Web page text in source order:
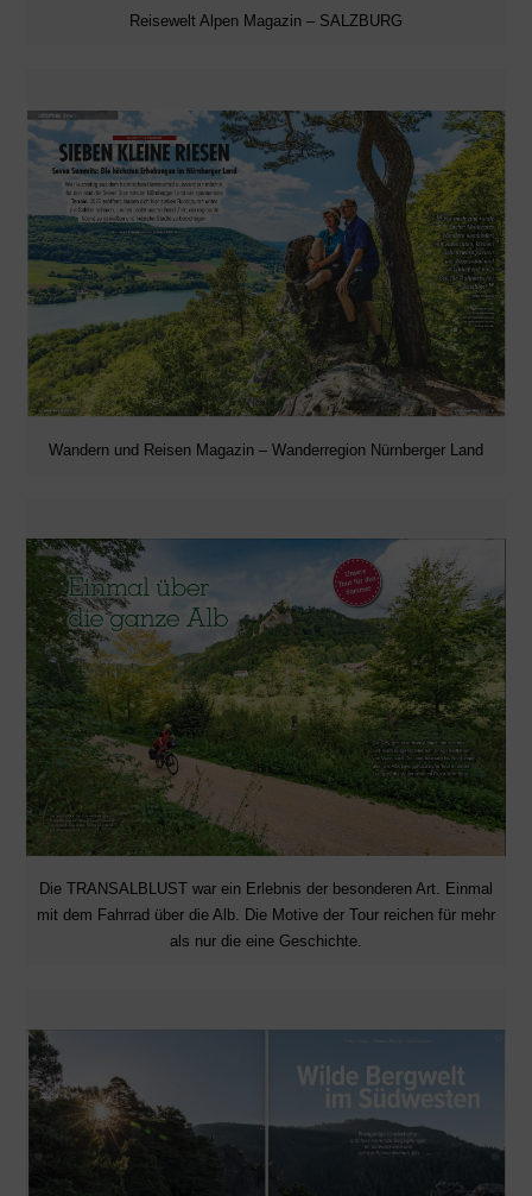
Reisewelt Alpen Magazin – SALZBURG
Wandern und Reisen Magazin – Wanderregion Nürnberger Land
Die TRANSALBLUST war ein Erlebnis der besonderen Art. Einmal
mit dem Fahrrad über die Alb. Die Motive der Tour reichen für mehr
als nur die eine Geschichte.